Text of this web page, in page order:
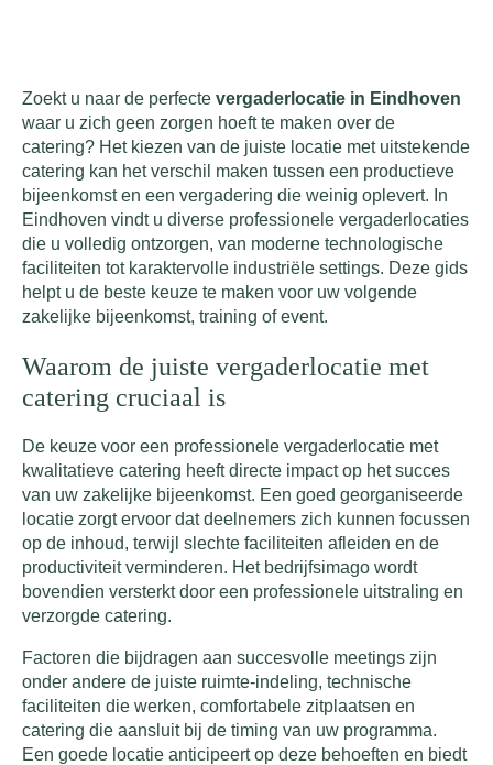
Zoekt u naar de perfecte vergaderlocatie in Eindhoven
waar u zich geen zorgen hoeft te maken over de
catering? Het kiezen van de juiste locatie met uitstekende
catering kan het verschil maken tussen een productieve
bijeenkomst en een vergadering die weinig oplevert. In
Eindhoven vindt u diverse professionele vergaderlocaties
die u volledig ontzorgen, van moderne technologische
faciliteiten tot karaktervolle industriële settings. Deze gids
helpt u de beste keuze te maken voor uw volgende
zakelijke bijeenkomst, training of event.
Waarom de juiste vergaderlocatie met
catering cruciaal is
De keuze voor een professionele vergaderlocatie met
kwalitatieve catering heeft directe impact op het succes
van uw zakelijke bijeenkomst. Een goed georganiseerde
locatie zorgt ervoor dat deelnemers zich kunnen focussen
op de inhoud, terwijl slechte faciliteiten afleiden en de
productiviteit verminderen. Het bedrijfsimago wordt
bovendien versterkt door een professionele uitstraling en
verzorgde catering.
Factoren die bijdragen aan succesvolle meetings zijn
onder andere de juiste ruimte-indeling, technische
faciliteiten die werken, comfortabele zitplaatsen en
catering die aansluit bij de timing van uw programma.
Een goede locatie anticipeert op deze behoeften en biedt